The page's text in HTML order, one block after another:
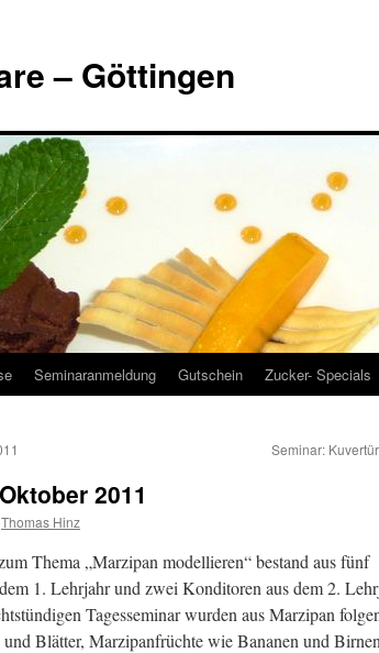
– Göttingen
Seminaranmeldung Gutschein Zucker- Specials
Seminar:
2011
Thomas Hinz
Thema „Marzipan modellieren“ bestand aus fünf
1. Lehrjahr und zwei Konditoren aus dem 2.
Tagesseminar wurden aus Marzipan
Blätter, Marzipanfrüchte wie Bananen und